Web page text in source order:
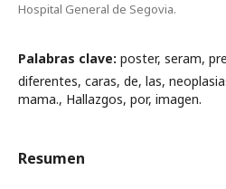
Hospital General de Segovia.
Palabras clave: poster, seram,
diferentes, caras, de, las,
mama., Hallazgos, por, imagen.
Resumen